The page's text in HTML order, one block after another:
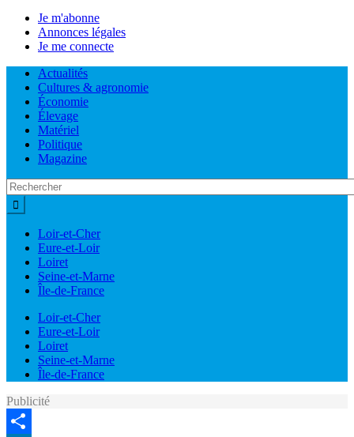
Je m'abonne
Annonces légales
Je me connecte
Actualités
Cultures & agronomie
Économie
Élevage
Matériel
Politique
Magazine
Loir-et-Cher
Eure-et-Loir
Loiret
Seine-et-Marne
Île-de-France
Loir-et-Cher
Eure-et-Loir
Loiret
Seine-et-Marne
Île-de-France
Publicité